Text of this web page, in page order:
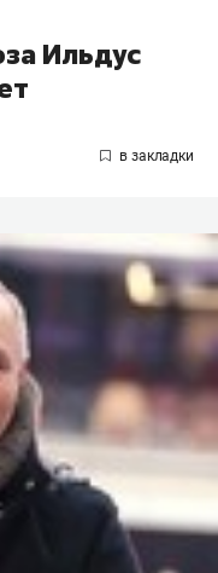
Ильдус